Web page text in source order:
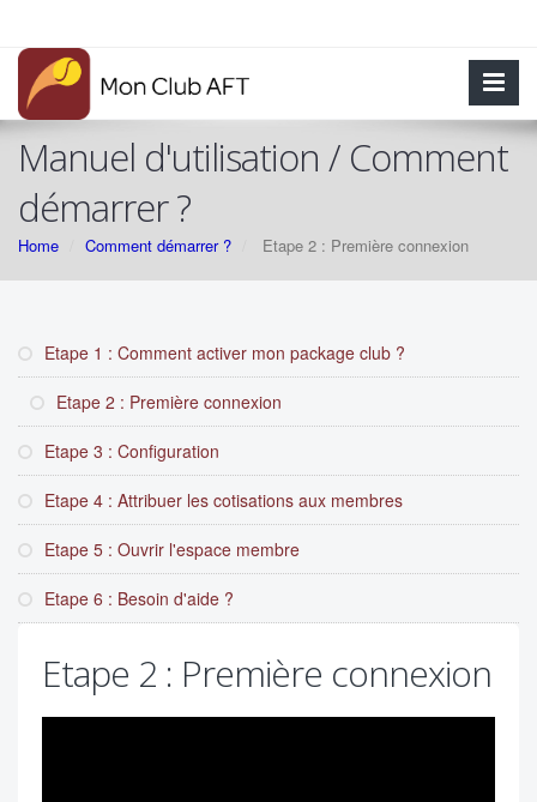
Manuel d'utilisation / Comment
démarrer ?
Home Comment démarrer ? Etape 2 : Première connexion
Etape 1 : Comment activer mon package club ?
Etape 2 : Première connexion
Etape 3 : Configuration
Etape 4 : Attribuer les cotisations aux membres
Etape 5 : Ouvrir l'espace membre
Etape 6 : Besoin d'aide ?
Etape 2 : Première connexion